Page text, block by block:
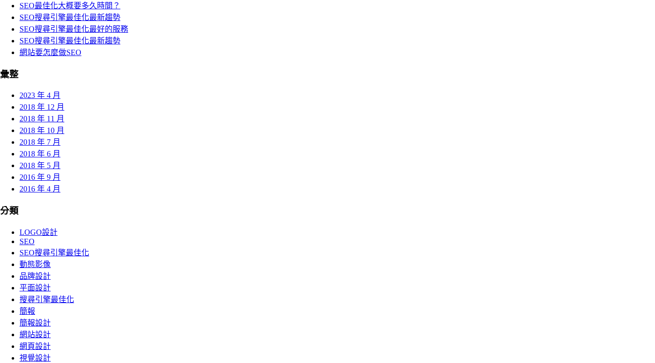
SEO最佳化大概要多久時間？
SEO搜尋引擎最佳化最新趨勢
SEO搜尋引擎最佳化最好的服務
SEO搜尋引擎最佳化最新趨勢
網站要怎麼做SEO
彙整
2023 年 4 月
2018 年 12 月
2018 年 11 月
2018 年 10 月
2018 年 7 月
2018 年 6 月
2018 年 5 月
2016 年 9 月
2016 年 4 月
分類
LOGO設計
SEO
SEO搜尋引擎最佳化
動態影像
品牌設計
平面設計
搜尋引擎最佳化
簡報
簡報設計
網站設計
網頁設計
視覺設計